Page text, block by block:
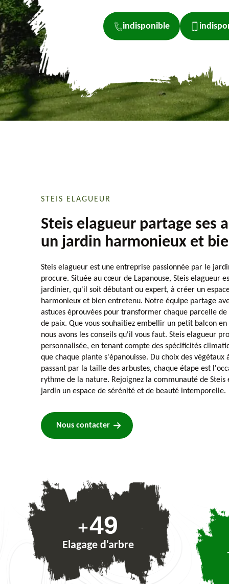
indisponible
STEIS ELAGUEUR
Steis elagueur partage ses
un jardin harmonieux et
Steis elagueur est une entreprise passionnée par le
procure. Située au cœur de Lapanouse, Steis elagueur
jardinier, qu'il soit débutant ou expert, à créer un
harmonieux et bien entretenu. Notre équipe partage
astuces éprouvées pour transformer chaque parcelle
de paix. Que vous souhaitiez embellir un petit balcon
nous avons les conseils qu'il vous faut. Steis elagueur
personnalisée, en tenant compte des spécificités
que chaque plante s'épanouisse. Du choix des végétaux
passant par la taille des arbustes, chaque étape est
rythme de la nature. Rejoignez la communauté de
jardin un espace de sérénité et de beauté intemporelle.
Nous contacter
+73
Elagage d'arbre